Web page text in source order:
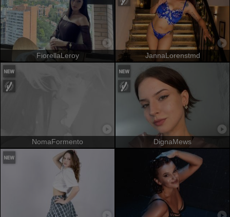
FiorellaLeroy JannaLorenstmd
NomaFormento DignaMews